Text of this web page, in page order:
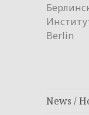
Berlin
News /